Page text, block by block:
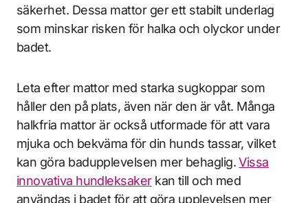
säkerhet. Dessa mattor ger ett stabilt underlag
som minskar risken för halka och olyckor under
badet.
Leta efter mattor med starka sugkoppar som
håller den på plats, även när den är våt. Många
halkfria mattor är också utformade för att vara
mjuka och bekväma för din hunds tassar, vilket
kan göra badupplevelsen mer behaglig.Vissa
innovativa hundleksakerkan till och med
användas i badet för att göra upplevelsen mer